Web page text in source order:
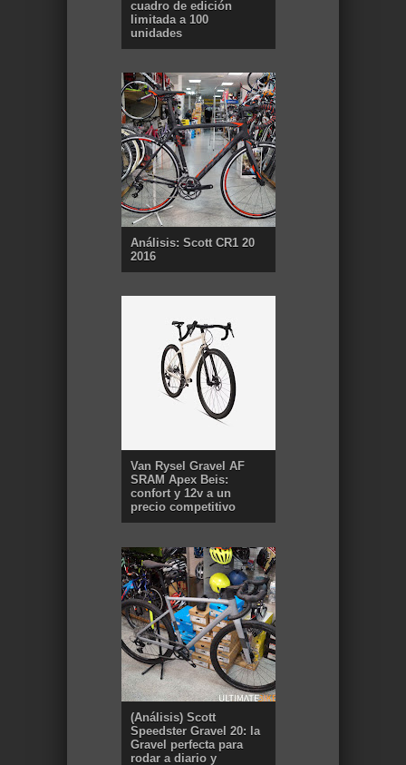
cuadro de edición
limitada a 100
unidades
Análisis: Scott CR1 20
2016
Van Rysel Gravel AF
SRAM Apex Beis:
confort y 12v a un
precio competitivo
(Análisis) Scott
Speedster Gravel 20: la
Gravel perfecta para
rodar a diario y